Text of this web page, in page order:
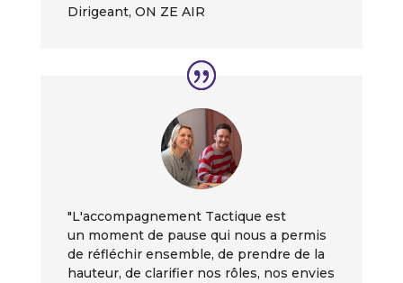
Dirigeant, ON ZE AIR
"L'accompagnement Tactique est
un moment de pause qui nous a permis
de réfléchir ensemble, de prendre de la
hauteur, de clarifier nos rôles, nos envies